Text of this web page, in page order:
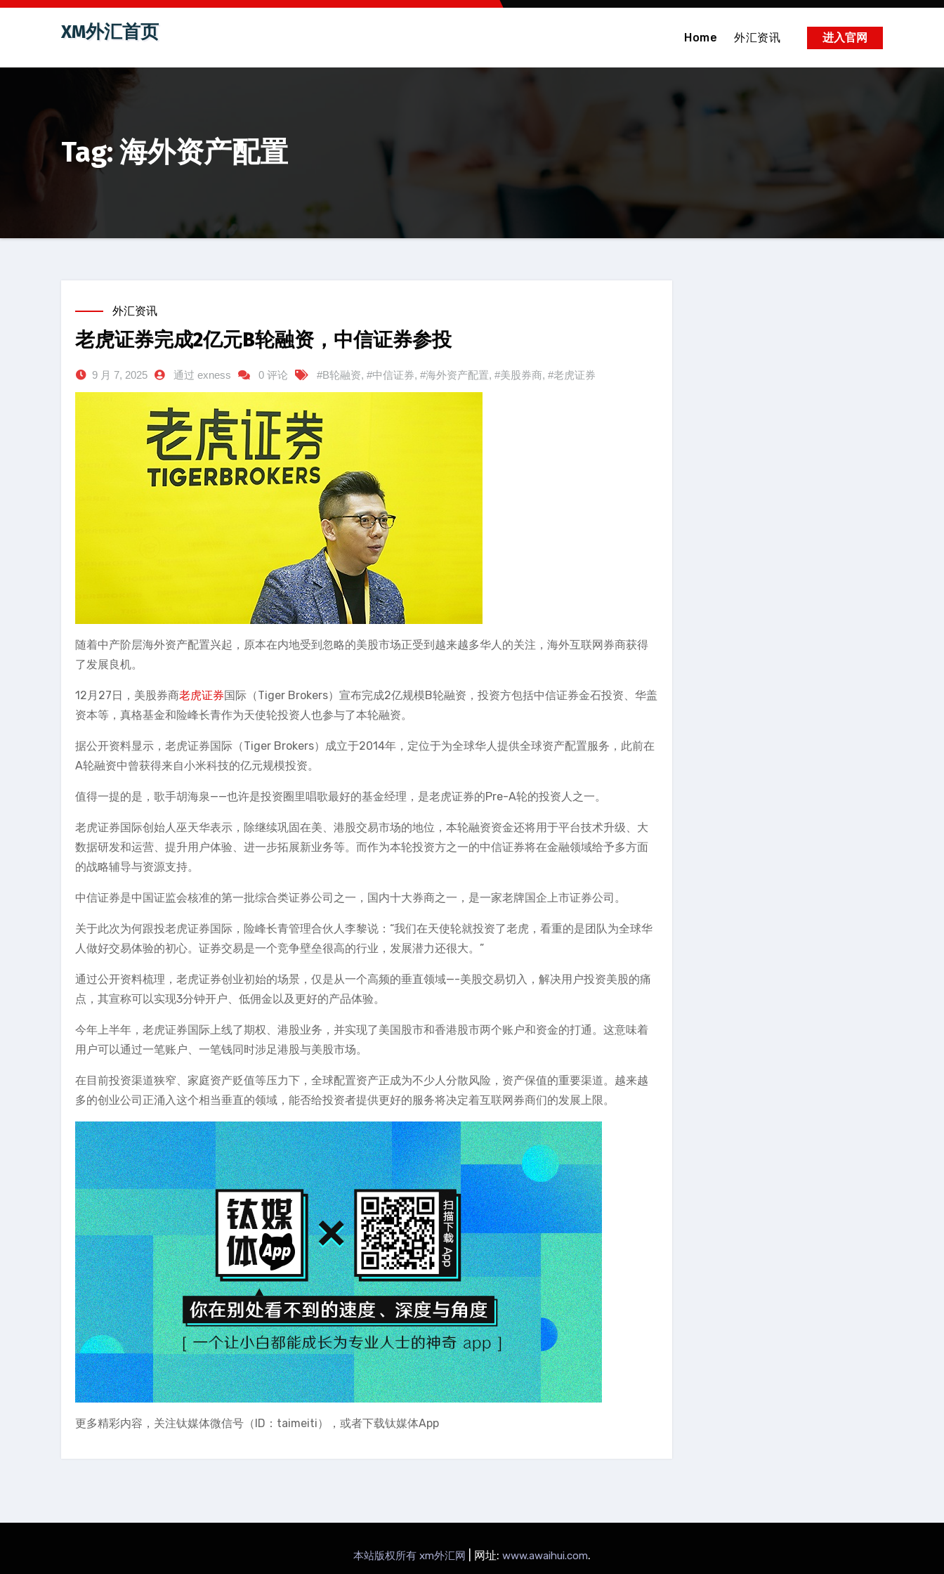
跳
容
XM外汇首页 Home 外汇资讯 进入官网
Tag: 海外资产配置
外汇资讯
老虎证券完成2亿元B轮融资，中信证券参投
9 月 7, 2025 通过 exness 0 评论 #B轮融资, #中信证券, #海外资产配置, #美股券商, #老虎证券
随着中产阶层海外资产配置兴起，原本在内地受到忽略的美股市场正受到越来越多华人的关注，海外互联网券商获得
了发展良机。
12月27日，美股券商老虎证券国际（Tiger Brokers）宣布完成2亿规模B轮融资，投资方包括中信证券金石投资、华盖
资本等，真格基金和险峰长青作为天使轮投资人也参与了本轮融资。
据公开资料显示，老虎证券国际（Tiger Brokers）成立于2014年，定位于为全球华人提供全球资产配置服务，此前在
A轮融资中曾获得来自小米科技的亿元规模投资。
值得一提的是，歌手胡海泉——也许是投资圈里唱歌最好的基金经理，是老虎证券的Pre-A轮的投资人之一。
老虎证券国际创始人巫天华表示，除继续巩固在美、港股交易市场的地位，本轮融资资金还将用于平台技术升级、大
数据研发和运营、提升用户体验、进一步拓展新业务等。而作为本轮投资方之一的中信证券将在金融领域给予多方面
的战略辅导与资源支持。
中信证券是中国证监会核准的第一批综合类证券公司之一，国内十大券商之一，是一家老牌国企上市证券公司。
关于此次为何跟投老虎证券国际，险峰长青管理合伙人李黎说：“我们在天使轮就投资了老虎，看重的是团队为全球华
人做好交易体验的初心。证券交易是一个竞争壁垒很高的行业，发展潜力还很大。”
通过公开资料梳理，老虎证券创业初始的场景，仅是从一个高频的垂直领域—-美股交易切入，解决用户投资美股的痛
点，其宣称可以实现3分钟开户、低佣金以及更好的产品体验。
今年上半年，老虎证券国际上线了期权、港股业务，并实现了美国股市和香港股市两个账户和资金的打通。这意味着
用户可以通过一笔账户、一笔钱同时涉足港股与美股市场。
在目前投资渠道狭窄、家庭资产贬值等压力下，全球配置资产正成为不少人分散风险，资产保值的重要渠道。越来越
多的创业公司正涌入这个相当垂直的领域，能否给投资者提供更好的服务将决定着互联网券商们的发展上限。
更多精彩内容，关注钛媒体微信号（ID：taimeiti），或者下载钛媒体App
本站版权所有 xm外汇网 网址: www.awaihui.com.